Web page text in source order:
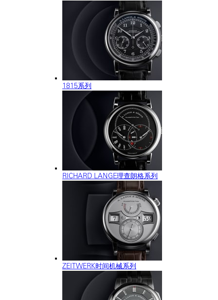
1815系列
RICHARD LANGE理查朗格系列
ZEITWERK时间机械系列